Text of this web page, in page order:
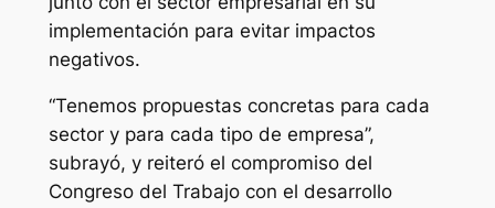
implementación para evitar impactos
negativos.
“Tenemos propuestas concretas para cada
sector y para cada tipo de empresa”,
subrayó, y reiteró el compromiso del
Congreso del Trabajo con el desarrollo